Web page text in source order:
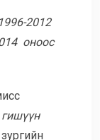
1996-2012
оноос